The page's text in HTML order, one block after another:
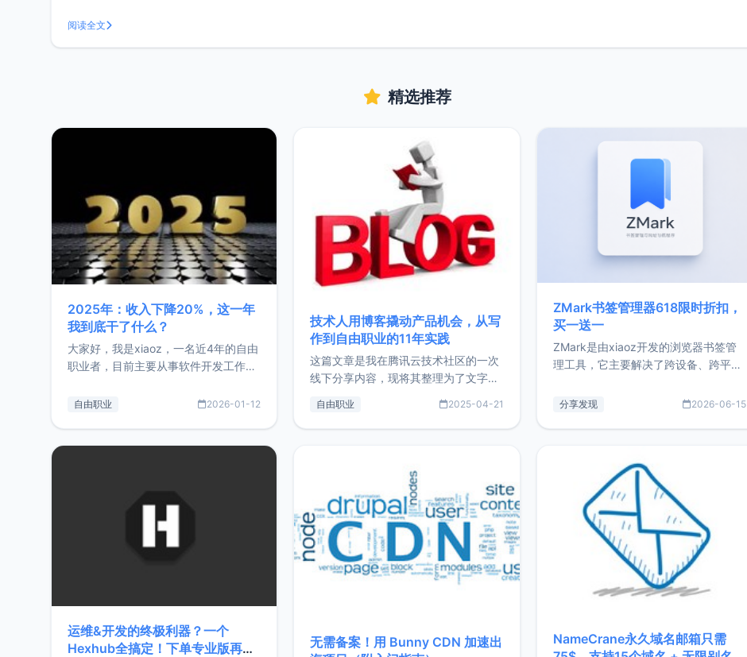
阅读全文
精选推荐
2025年：收入下降20%，这一年
我到底干了什么？
大家好，我是xiaoz，一名近4年的自由
职业者，目前主要从事软件开发工作。
的总结，内容主要包括：工作、学习、
自由职业 2026-01-12
技术人用博客撬动产品机会，从写
作到自由职业的11年实践
这篇文章是我在腾讯云技术社区的一次
线下分享内容，现将其整理为了文字
版，分享了写博客11年来的经历，以及
通过博客过渡到做产品和走向自由职业
的一个小故事。文中还首次公开了我的
前从事服务器运维相关工作，现在已经
转自由职业3年，目前
自由职业 2025-04-21
ZMark书签管理器618限时折扣，
买一送一
ZMark是由xiaoz开发的浏览器书签管
理工具，它主要解决了跨设备、跨平
做到一处部署、随处访问。同时，它还
量级： 使用Bun + Hono.js
分享发现 2026-06-15
运维&开发的终极利器？一个
Hexhub全搞定！下单专业版再赠
无需备案！用 Bunny CDN 加速出
NameCrane永久域名邮箱只需